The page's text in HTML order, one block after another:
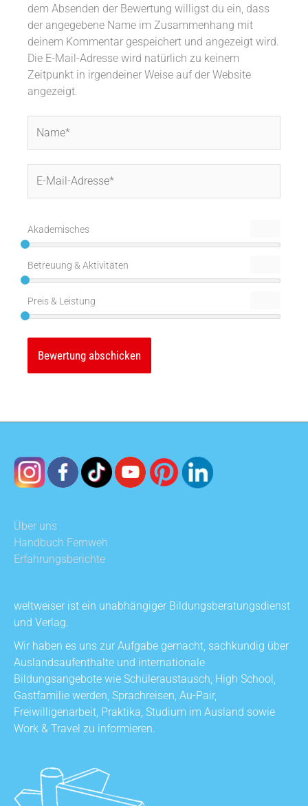
dem Absenden der Bewertung willigst du ein, dass
der angegebene Name im Zusammenhang mit
deinem Kommentar gespeichert und angezeigt wird.
Die E-Mail-Adresse wird natürlich zu keinem
Zeitpunkt in irgendeiner Weise auf der Website
angezeigt.
Mail-
Akademisches
Betreuung & Aktivitäten
Preis & Leistung
Über uns
Handbuch Fernweh
Erfahrungsberichte
weltweiser ist ein unabhängiger Bildungsberatungsdienst
und Verlag.
Wir haben es uns zur Aufgabe gemacht, sachkundig über
Auslandsaufenthalte und internationale
Bildungsangebote wie Schüleraustausch, High School,
Gastfamilie werden, Sprachreisen, Au-Pair,
Freiwilligenarbeit, Praktika, Studium im Ausland sowie
Work & Travel zu informieren.